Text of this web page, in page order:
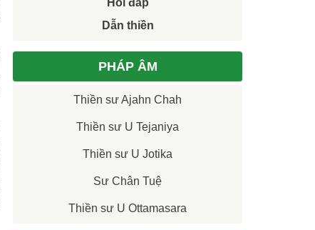
Hỏi đáp
Dẫn thiền
PHÁP ÂM
Thiền sư Ajahn Chah
Thiền sư U Tejaniya
Thiền sư U Jotika
Sư Chân Tuệ
Thiền sư U Ottamasara